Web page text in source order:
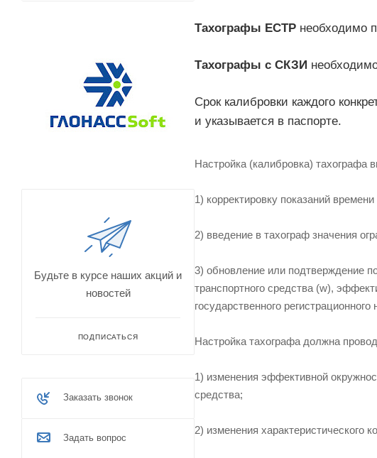
Тахографы ЕСТР необходимо
Тахографы с СКЗИ
Срок калибровки каждого
и указывается в паспорте.
Настройка (калибровка) тахографа
1) корректировку показаний
2) введение в тахограф значения
3) обновление или подтверждение
транспортного средства (w),
государственного
Настройка тахографа должна
1) изменения эффективной
средства;
2) изменения характеристического
Будьте в курсе наших акций и
новостей
ПОДПИСАТЬСЯ
Заказать звонок
Задать вопрос